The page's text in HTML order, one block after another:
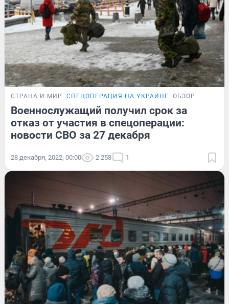
СТРАНА И МИР СПЕЦОПЕРАЦИЯ НА УКРАИНЕ ОБЗОР
Военнослужащий получил срок за
отказ от участия в спецоперации:
новости СВО за 27 декабря
28 декабря, 2022, 00:00 2 258 1